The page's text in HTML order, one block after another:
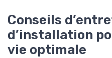
Conseils
d’installation
vie optimale